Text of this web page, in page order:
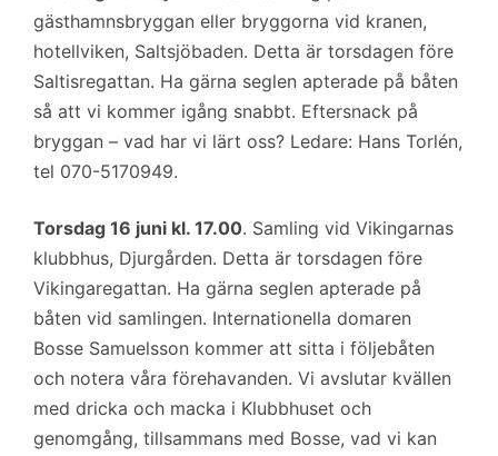
gästhamnsbryggan eller bryggorna vid kranen,
hotellviken, Saltsjöbaden. Detta är torsdagen före
Saltisregattan. Ha gärna seglen apterade på båten
så att vi kommer igång snabbt. Eftersnack på
bryggan – vad har vi lärt oss? Ledare: Hans Torlén,
tel 070-5170949.
Torsdag 16 juni kl. 17.00. Samling vid Vikingarnas
klubbhus, Djurgården. Detta är torsdagen före
Vikingaregattan. Ha gärna seglen apterade på
båten vid samlingen. Internationella domaren
Bosse Samuelsson kommer att sitta i följebåten
och notera våra förehavanden. Vi avslutar kvällen
med dricka och macka i Klubbhuset och
genomgång, tillsammans med Bosse, vad vi kan